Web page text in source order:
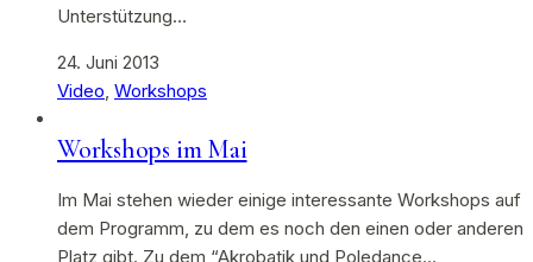
Unterstützung…
24. Juni 2013
Video, Workshops
Workshops im Mai
Im Mai stehen wieder einige interessante Workshops auf
dem Programm, zu dem es noch den einen oder anderen
Platz gibt. Zu dem “Akrobatik und Poledance…